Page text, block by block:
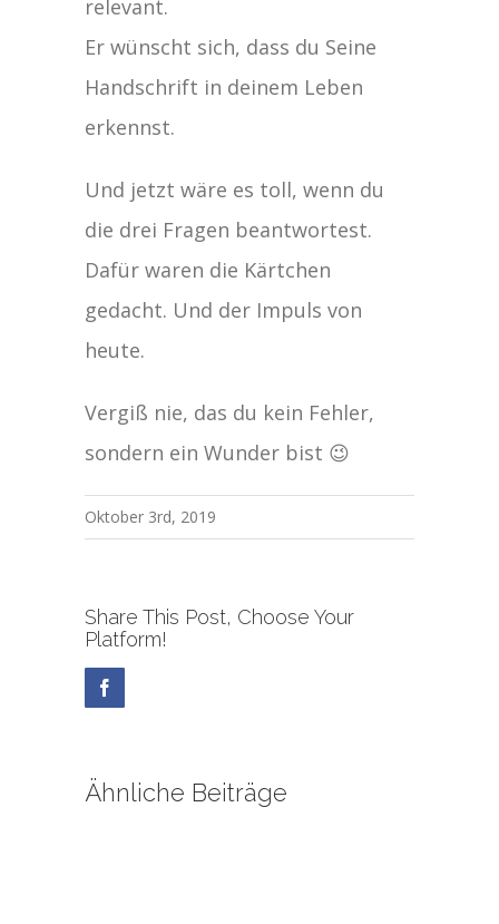
relevant.
Er wünscht sich, dass du Seine
Handschrift in deinem Leben
erkennst.
Und jetzt wäre es toll, wenn du
die drei Fragen beantwortest.
Dafür waren die Kärtchen
gedacht. Und der Impuls von
heute.
Vergiß nie, das du kein Fehler,
sondern ein Wunder bist 😉
Oktober 3rd, 2019
Share This Post, Choose Your
Platform!
Ähnliche Beiträge